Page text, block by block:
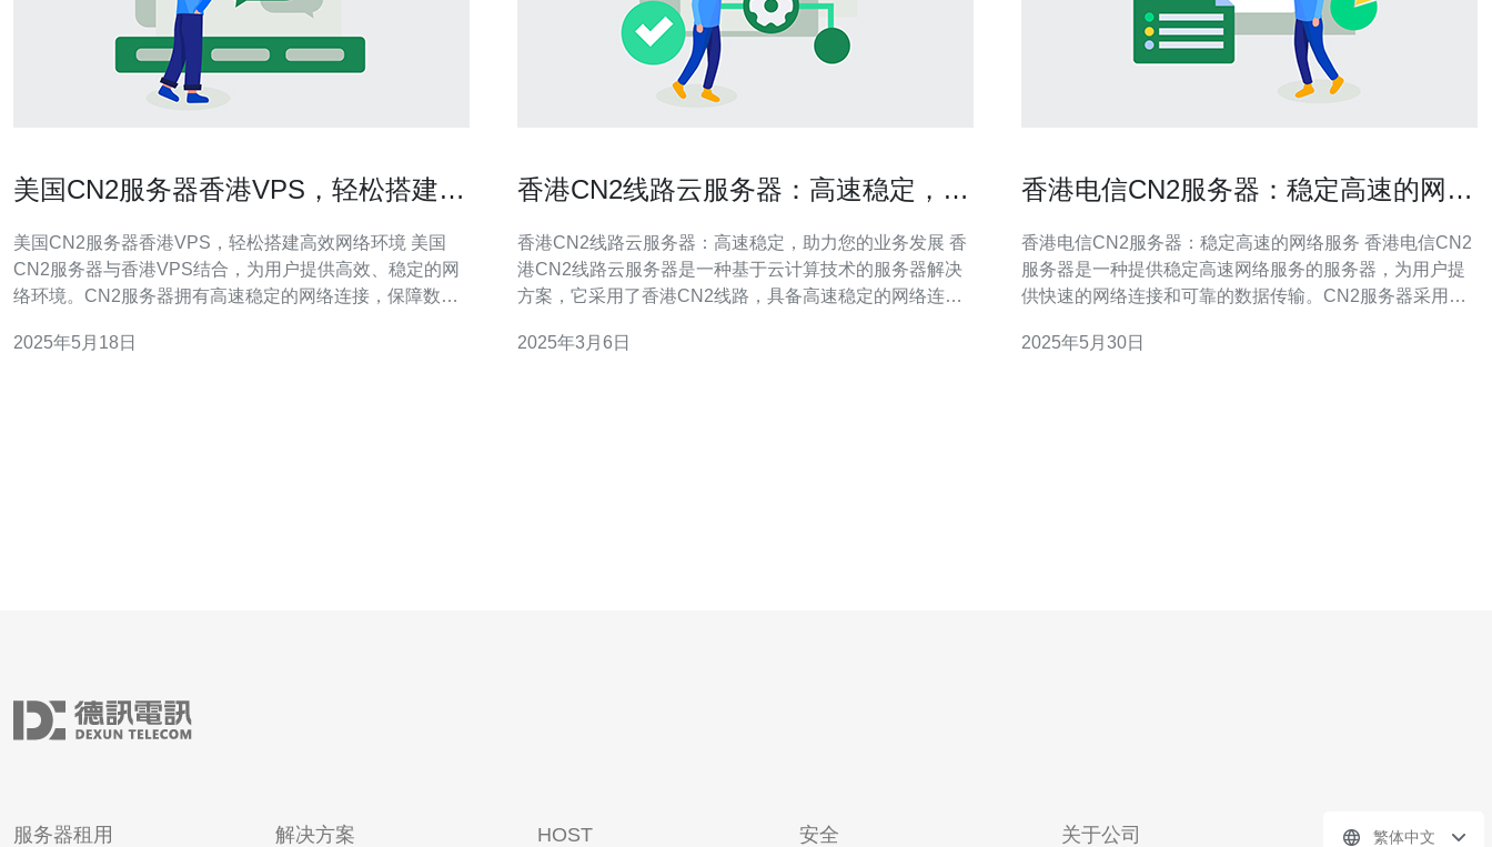
美国CN2服务器香港VPS，轻松搭建高
美国CN2服务器香港VPS，轻松搭建高效网络环境 美国
CN2服务器与香港VPS结合，为用户提供高效、稳定的网
络环境。CN2服务器拥有高速稳定的网络连接，保障数据
理权限，为用户搭建个性化高效网络环境提供了便利。 搭
2025年5月18日
香港CN2线路云服务器：高速稳定，助
香港CN2线路云服务器：高速稳定，助力您的业务发展 香
港CN2线路云服务器是一种基于云计算技术的服务器解决
方案，它采用了香港CN2线路，具备高速稳定的网络连
的响应速度和更高的带宽，能够更好地满足用户对于网络
2025年3月6日
香港电信CN2服务器：稳定高速的网络
香港电信CN2服务器：稳定高速的网络服务 香港电信CN2
服务器是一种提供稳定高速网络服务的服务器，为用户提
供快速的网络连接和可靠的数据传输。CN2服务器采用最
最佳的体验。 香港电信CN2服务器以其稳定性而闻名。它
2025年5月30日
服务器租用 解决方案 HOST 安全 关于公司 繁体中文